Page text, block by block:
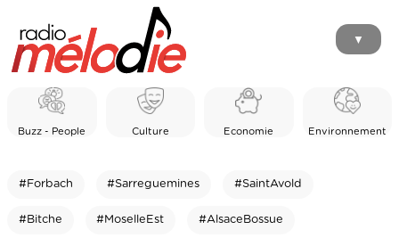
▼
Buzz - People Culture Economie Environnement
#Forbach #Sarreguemines #SaintAvold
#Bitche #MoselleEst #AlsaceBossue